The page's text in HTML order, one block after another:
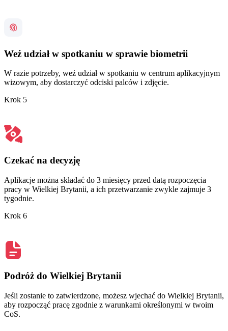
Weź udział w spotkaniu w sprawie biometrii
W razie potrzeby, weź udział w spotkaniu w centrum aplikacyjnym
wizowym, aby dostarczyć odciski palców i zdjęcie.
Krok 5
Czekać na decyzję
Aplikacje można składać do 3 miesięcy przed datą rozpoczęcia
pracy w Wielkiej Brytanii, a ich przetwarzanie zwykle zajmuje 3
tygodnie.
Krok 6
Podróż do Wielkiej Brytanii
Jeśli zostanie to zatwierdzone, możesz wjechać do Wielkiej Brytanii,
aby rozpocząć pracę zgodnie z warunkami określonymi w twoim
CoS.